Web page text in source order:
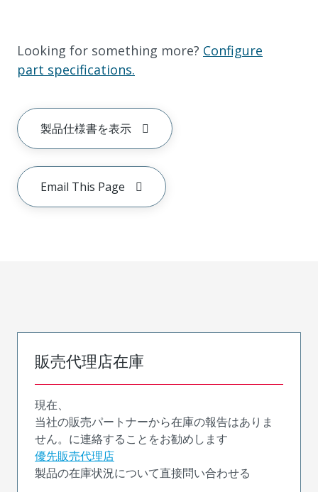
Looking for something more? Configure
part specifications.
製品仕様書を表示
Email This Page
販売代理店在庫
現在、
当社の販売パートナーから在庫の報告はありま
せん。に連絡することをお勧めします
優先販売代理店
製品の在庫状況について直接問い合わせる